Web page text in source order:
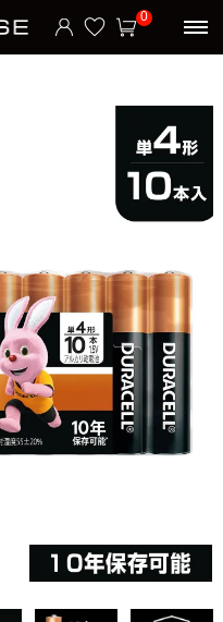
0
アルカリ乾電池 単4形 10本入り